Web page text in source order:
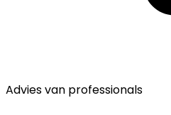
Advies van professionals